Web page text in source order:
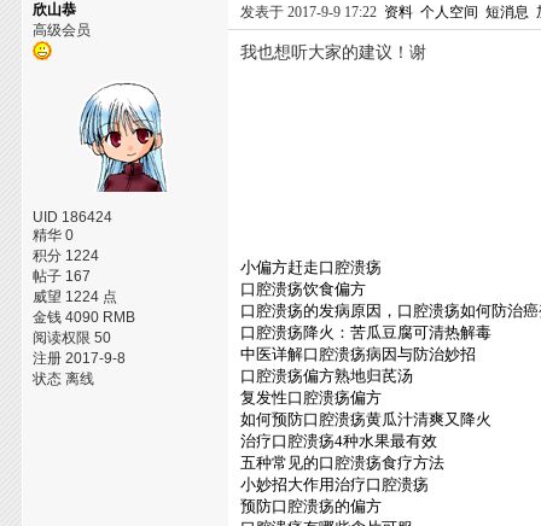
欣山恭
高级会员
UID 186424
精华 0
积分 1224
帖子 167
威望 1224 点
金钱 4090 RMB
阅读权限 50
注册 2017-9-8
状态 离线
发表于 2017-9-9 17:22 资料 个人空间 短消息
我也想听大家的建议！谢
小偏方赶走口腔溃疡
口腔溃疡饮食偏方
口腔溃疡的发病原因，口腔溃疡如何防治
口腔溃疡降火：苦瓜豆腐可清热解毒
中医详解口腔溃疡病因与防治妙招
口腔溃疡偏方熟地归芪汤
复发性口腔溃疡偏方
如何预防口腔溃疡黄瓜汁清爽又降火
治疗口腔溃疡4种水果最有效
五种常见的口腔溃疡食疗方法
小妙招大作用治疗口腔溃疡
预防口腔溃疡的偏方